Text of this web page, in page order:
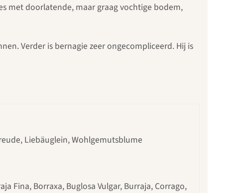
met doorlatende, maar graag vochtige bodem,
Verder is bernagie zeer ongecompliceerd. Hij is
Liebäuglein, Wohlgemutsblume
Fina, Borraxa, Buglosa Vulgar, Burraja, Corrago,